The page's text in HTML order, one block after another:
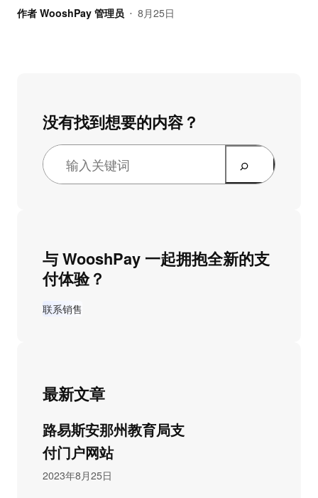
作者 WooshPay 管理员 • 8月25日
没有找到想要的内容？
与 WooshPay 一起拥抱全新的支
付体验？
联系销售
最新文章
路易斯安那州教育局支
付门户网站
2023年8月25日